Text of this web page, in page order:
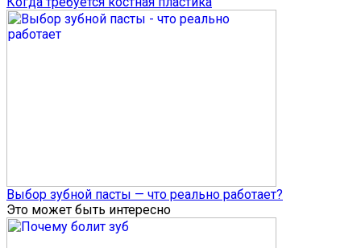
Выбор зубной пасты — что реально работает?
Это может быть интересно